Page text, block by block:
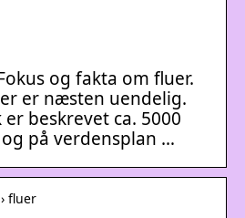
og fakta om fluer.
er næsten uendelig.
beskrevet ca. 5000
på verdensplan …
fluer